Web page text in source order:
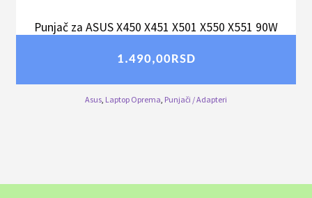
Punjač za ASUS X450 X451 X501 X550 X551 90W
1.490,00RSD
Asus Laptop Oprema Punjači / Adapteri